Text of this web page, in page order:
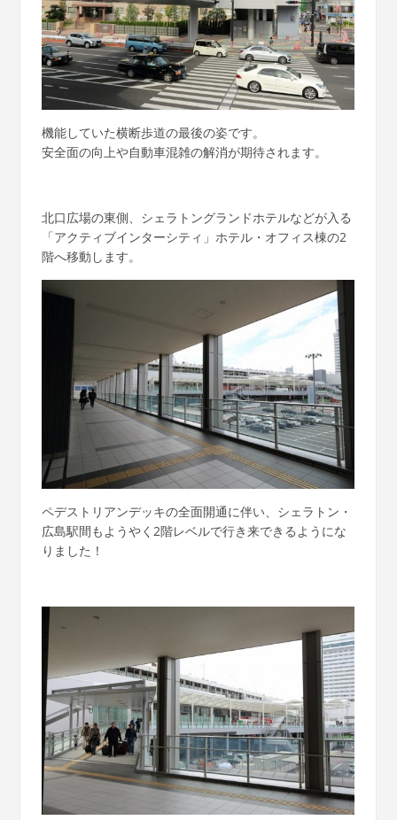
機能していた横断歩道の最後の姿です。
安全面の向上や自動車混雑の解消が期待されます。
北口広場の東側、シェラトングランドホテルなどが入る
「アクティブインターシティ」ホテル・オフィス棟の2
階へ移動します。
ペデストリアンデッキの全面開通に伴い、シェラトン・
広島駅間もようやく2階レベルで行き来できるようにな
りました！